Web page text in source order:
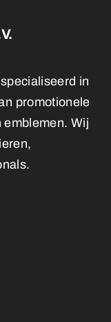
in
promotionele
emblemen. Wij